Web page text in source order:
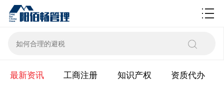
财税百科
最新资讯 工商注册 知识产权 资质代办